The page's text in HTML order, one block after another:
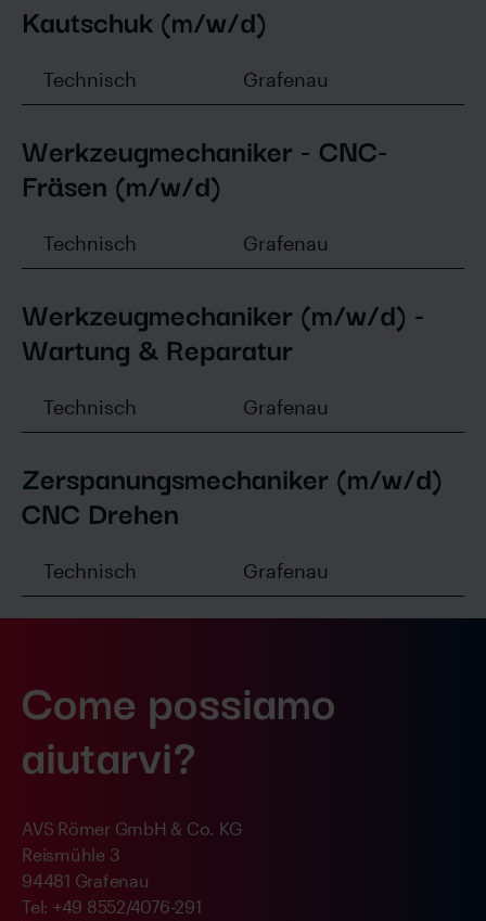
Kautschuk (m/w/d)
Technisch Grafenau
Werkzeugmechaniker - CNC-
Fräsen (m/w/d)
Technisch Grafenau
Werkzeugmechaniker (m/w/d) -
Wartung & Reparatur
Technisch Grafenau
Zerspanungsmechaniker (m/w/d)
CNC Drehen
Technisch Grafenau
Come possiamo
aiutarvi?
AVS Römer GmbH & Co. KG
Reismühle 3
94481 Grafenau
Tel: +49 8552/4076-291